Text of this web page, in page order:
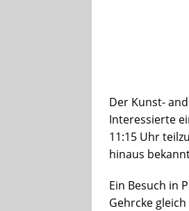
Der Kunst-
Interessierte
11:15 Uhr
hinaus
Ein Besuch in
Gehrcke